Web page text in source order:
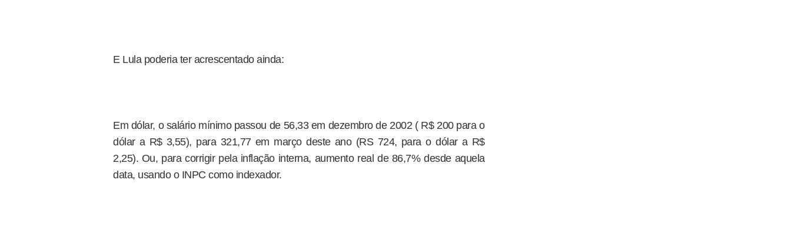
E Lula poderia ter acrescentado ainda:
Em dólar, o salário mínimo passou de 56,33 em dezembro de 2002 ( R$ 200 para o
dólar a R$ 3,55), para 321,77 em março deste ano (RS 724, para o dólar a R$
2,25). Ou, para corrigir pela inflação interna, aumento real de 86,7% desde aquela
data, usando o INPC como indexador.